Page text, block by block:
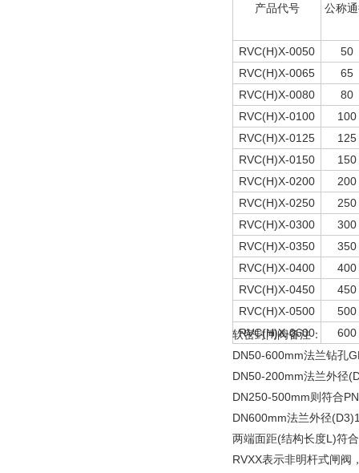
产品代号
公称
RVC(H)X-0050
50
RVC(H)X-0065
65
RVC(H)X-0080
80
RVC(H)X-0100
100
RVC(H)X-0125
125
RVC(H)X-0150
150
RVC(H)X-0200
200
RVC(H)X-0250
250
RVC(H)X-0300
300
RVC(H)X-0350
350
RVC(H)X-0400
400
RVC(H)X-0450
450
RVC(H)X-0500
500
RVC(H)X-0600
600
软密封闸阀备注：
DN50-600mm法兰钻孔
DN50-200mm法兰外径
DN250-500mm则符合
DN600mm法兰外径
两端面距(结构长度L)符
RVXX表示非明杆式闸阀